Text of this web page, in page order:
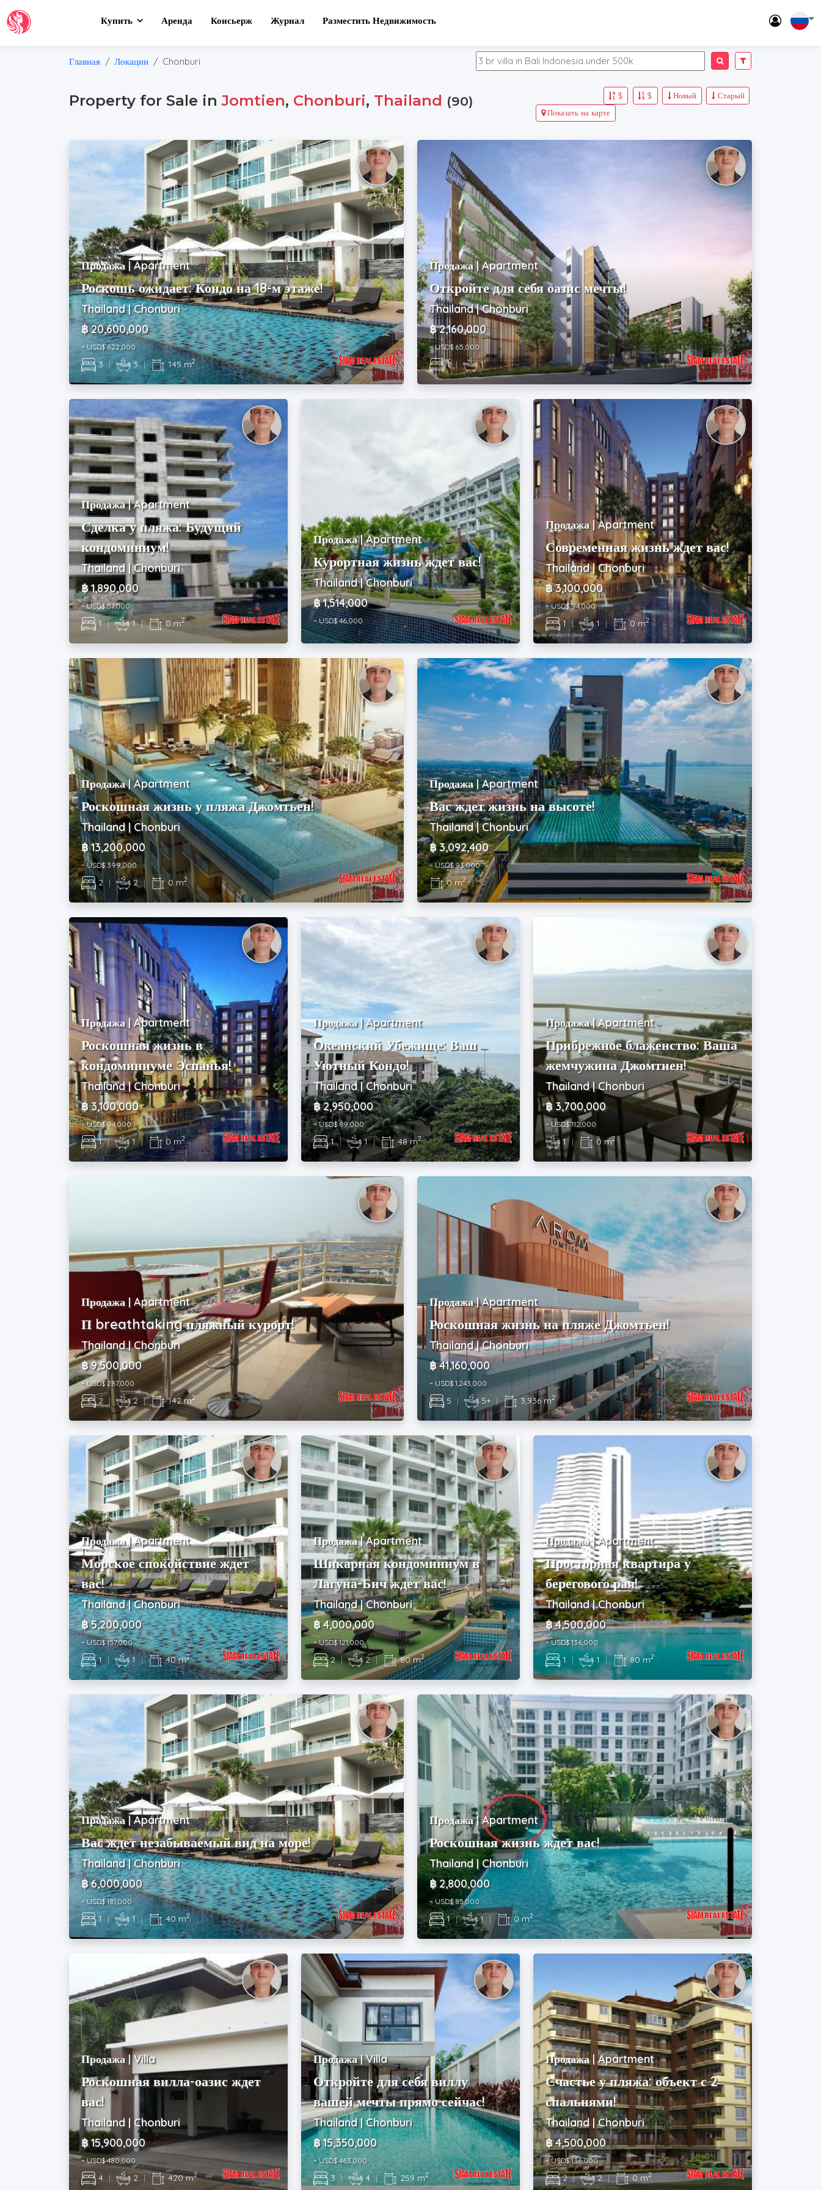
Купить Аренда Консьерж Журнал Разместить Недвижимость
Главная Локации Chonburi
Property for Sale inJomtien, Chonburi, Thailand (90) Старый
Новый
$
$
Показать на карте
Продажа | Apartment
Роскошь ожидает: Кондо на 18-м этаже!
Thailand | Chonburi
฿ 20,600,000
~ USD$ 622,000
3 | 3 | 145 m2
Продажа | Apartment
Откройте для себя оазис мечты!
Thailand | Chonburi
฿ 2,160,000
~ USD$ 65,000
1 | 1
Продажа | Apartment
Сделка у пляжа: Будущий
кондоминиум!
Thailand | Chonburi
฿ 1,890,000
~ USD$ 57,000
1 | 1 | 0 m2
Продажа | Apartment
Курортная жизнь ждет вас!
Thailand | Chonburi
฿ 1,514,000
~ USD$ 46,000
Продажа | Apartment
Современная жизнь ждет вас!
Thailand | Chonburi
฿ 3,100,000
~ USD$ 94,000
1 | 1 | 0 m2
Продажа | Apartment
Роскошная жизнь у пляжа Джомтьен!
Thailand | Chonburi
฿ 13,200,000
~ USD$ 399,000
2 | 2 | 0 m2
Продажа | Apartment
Вас ждет жизнь на высоте!
Thailand | Chonburi
฿ 3,092,400
~ USD$ 93,000
0 m2
Продажа | Apartment
Роскошная жизнь в
кондоминиуме Эспанья!
Thailand | Chonburi
฿ 3,100,000
~ USD$ 94,000
1 | 1 | 0 m2
Продажа | Apartment
Океанский Убежище: Ваш
Уютный Кондо!
Thailand | Chonburi
฿ 2,950,000
~ USD$ 89,000
1 | 1 | 48 m2
Продажа | Apartment
Прибрежное блаженство: Ваша
жемчужина Джомтиен!
Thailand | Chonburi
฿ 3,700,000
~ USD$ 112,000
1 | 0 m2
Продажа | Apartment
П breathtaking пляжный курорт!
Thailand | Chonburi
฿ 9,500,000
~ USD$ 287,000
2 | 2 | 142 m2
Продажа | Apartment
Роскошная жизнь на пляже Джомтьен!
Thailand | Chonburi
฿ 41,160,000
~ USD$ 1,243,000
5 | 5+ | 3,936 m2
Продажа | Apartment
Морское спокойствие ждет
вас!
Thailand | Chonburi
฿ 5,200,000
~ USD$ 157,000
1 | 1 | 40 m2
Продажа | Apartment
Шикарная кондоминиум в
Лагуна-Бич ждет вас!
Thailand | Chonburi
฿ 4,000,000
~ USD$ 121,000
2 | 2 | 80 m2
Продажа | Apartment
Просторная квартира у
берегового рая!
Thailand | Chonburi
฿ 4,500,000
~ USD$ 136,000
1 | 1 | 80 m2
Продажа | Apartment
Вас ждет незабываемый вид на море!
Thailand | Chonburi
฿ 6,000,000
~ USD$ 181,000
1 | 1 | 40 m2
Продажа | Apartment
Роскошная жизнь ждет вас!
Thailand | Chonburi
฿ 2,800,000
~ USD$ 85,000
1 | 1 | 0 m2
Продажа | Villa
Роскошная вилла-оазис ждет
вас!
Thailand | Chonburi
฿ 15,900,000
~ USD$ 480,000
4 | 2 | 420 m2
Продажа | Villa
Откройте для себя виллу
вашей мечты прямо сейчас!
Thailand | Chonburi
฿ 15,350,000
~ USD$ 463,000
3 | 4 | 259 m2
Продажа | Apartment
Счастье у пляжа: объект с 2
спальнями!
Thailand | Chonburi
฿ 4,500,000
~ USD$ 136,000
2 | 2 | 0 m2